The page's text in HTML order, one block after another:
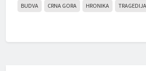
BUDVA CRNA GORA HRONIKA TRAGEDIJA